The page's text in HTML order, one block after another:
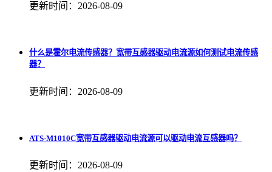
更新时间：2026-08-09
什么是霍尔电流传感器？宽带互感器驱动电流源如何测试电流传感
器？
更新时间：2026-08-09
ATS-M1010C宽带互感器驱动电流源可以驱动电流互感器吗？
更新时间：2026-08-09